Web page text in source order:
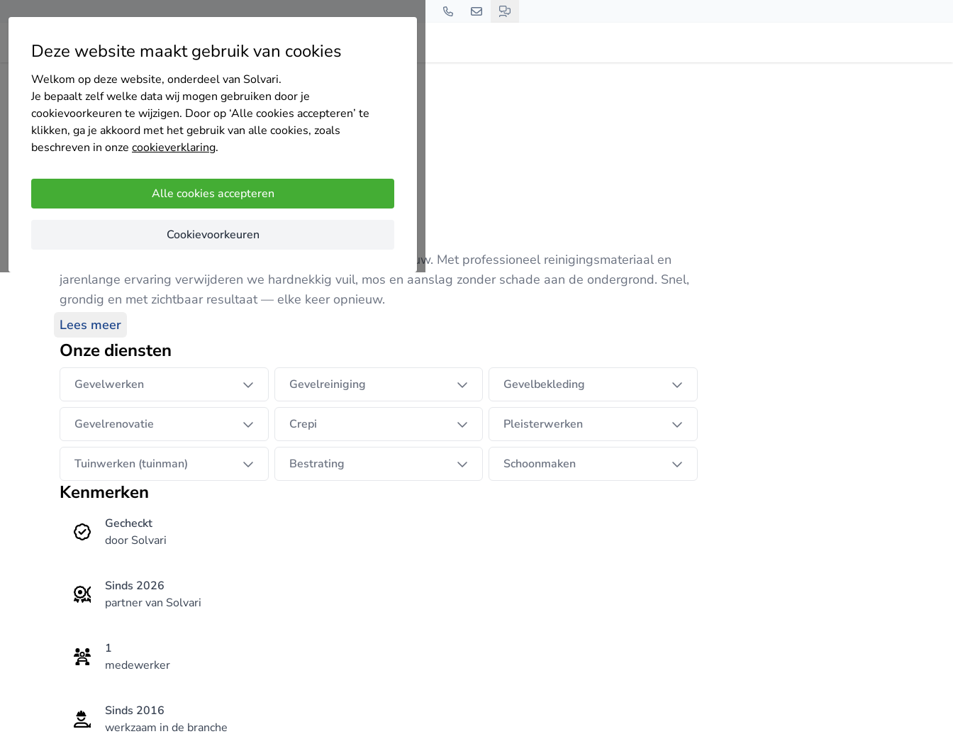
Deze website maakt gebruik van cookies
Welkom op deze website, onderdeel van Solvari.
Je bepaalt zelf welke data wij mogen gebruiken door je
cookievoorkeuren te wijzigen. Door op ‘Alle cookies accepteren’ te
klikken, ga je akkoord met het gebruik van alle cookies, zoals
beschreven in onze cookieverklaring.
Alle cookies accepteren
Cookievoorkeuren
Home Bedrijven overzicht pressure Clean
Nog geen reviews
Pressure Clean brengt jouw oprit, terras of gevel weer als nieuw. Met professioneel reinigingsmateriaal en
jarenlange ervaring verwijderen we hardnekkig vuil, mos en aanslag zonder schade aan de ondergrond. Snel,
grondig en met zichtbaar resultaat — elke keer opnieuw.
Lees meer
Onze diensten
Gevelwerken Gevelreiniging Gevelbekleding
Gevelrenovatie Crepi Pleisterwerken
Tuinwerken (tuinman) Bestrating Schoonmaken
Kenmerken
Gecheckt
door Solvari
Sinds 2026
partner van Solvari
1
medewerker
Sinds 2016
werkzaam in de branche